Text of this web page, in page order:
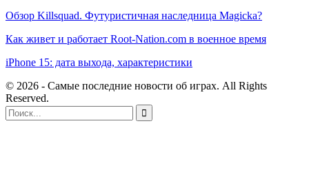
Обзор Killsquad. Футуристичная наследница Magicka?
Как живет и работает Root-Nation.com в военное время
iPhone 15: дата выхода, характеристики
© 2026 - Самые последние новости об играх. All Rights
Reserved.